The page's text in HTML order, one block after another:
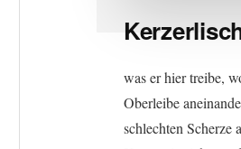
was er hier treibe,
Oberleibe
schlechten Scherze